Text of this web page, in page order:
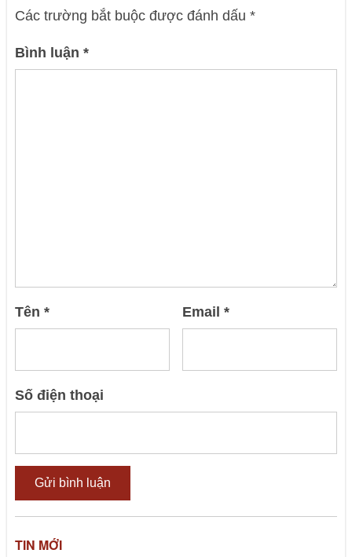
Các trường bắt buộc được đánh dấu*
Bình luận*
Tên* Email*
Số điện thoại
TIN MỚI